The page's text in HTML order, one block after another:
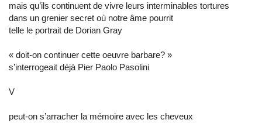
mais qu’ils continuent de vivre leurs interminables tortures
dans un grenier secret où notre âme pourrit
telle le portrait de Dorian Gray
« doit-on continuer cette oeuvre barbare? »
s’interrogeait déjà Pier Paolo Pasolini
V
peut-on s’arracher la mémoire avec les cheveux